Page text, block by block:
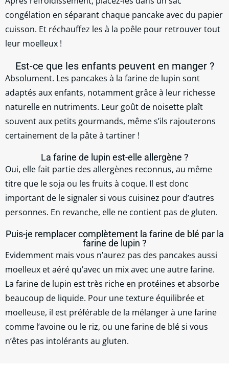
congélation en séparant chaque pancake avec du papier
cuisson. Et réchauffez les à la poêle pour retrouver tout
leur moelleux !
Est-ce que les enfants peuvent en manger ?
Absolument. Les pancakes à la farine de lupin sont
adaptés aux enfants, notamment grâce à leur richesse
naturelle en nutriments. Leur goût de noisette plaît
souvent aux petits gourmands, même s’ils rajouterons
certainement de la pâte à tartiner !
La farine de lupin est-elle allergène ?
Oui, elle fait partie des allergènes reconnus, au même
titre que le soja ou les fruits à coque. Il est donc
important de le signaler si vous cuisinez pour d’autres
personnes. En revanche, elle ne contient pas de gluten.
Puis-je remplacer complètement la farine de blé par la
farine de lupin ?
Evidemment mais vous n’aurez pas des pancakes aussi
moelleux et aéré qu’avec un mix avec une autre farine.
La farine de lupin est très riche en protéines et absorbe
beaucoup de liquide. Pour une texture équilibrée et
moelleuse, il est préférable de la mélanger à une farine
comme l’avoine ou le riz, ou une farine de blé si vous
n’êtes pas intolérants au gluten.